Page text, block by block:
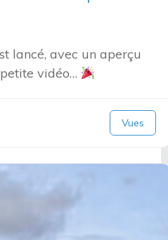
lancé, avec un aperçu
vidéo…
Vues